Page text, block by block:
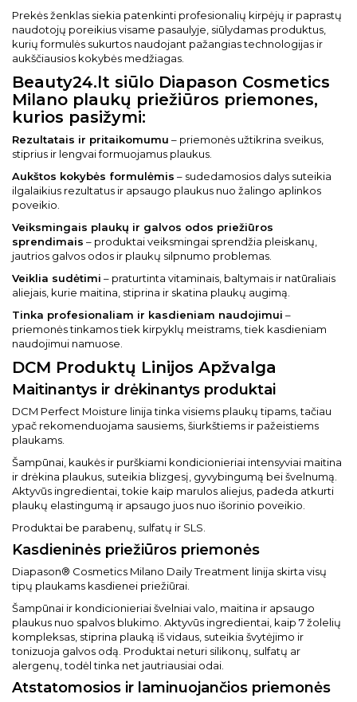
Prekės ženklas siekia patenkinti profesionalių kirpėjų ir paprastų
naudotojų poreikius visame pasaulyje, siūlydamas produktus,
kurių formulės sukurtos naudojant pažangias technologijas ir
aukščiausios kokybės medžiagas.
Beauty24.lt siūlo Diapason Cosmetics
Milano plaukų priežiūros priemones,
kurios pasižymi:
Rezultatais ir pritaikomumu – priemonės užtikrina sveikus,
stiprius ir lengvai formuojamus plaukus.
Aukštos kokybės formulėmis – sudedamosios dalys suteikia
ilgalaikius rezultatus ir apsaugo plaukus nuo žalingo aplinkos
poveikio.
Veiksmingais plaukų ir galvos odos priežiūros
sprendimais – produktai veiksmingai sprendžia pleiskanų,
jautrios galvos odos ir plaukų silpnumo problemas.
Veiklia sudėtimi – praturtinta vitaminais, baltymais ir natūraliais
aliejais, kurie maitina, stiprina ir skatina plaukų augimą.
Tinka profesionaliam ir kasdieniam naudojimui –
priemonės tinkamos tiek kirpyklų meistrams, tiek kasdieniam
naudojimui namuose.
DCM Produktų Linijos Apžvalga
Maitinantys ir drėkinantys produktai
DCM Perfect Moisture linija tinka visiems plaukų tipams, tačiau
ypač rekomenduojama sausiems, šiurkštiems ir pažeistiems
plaukams.
Šampūnai, kaukės ir purškiami kondicionieriai intensyviai maitina
ir drėkina plaukus, suteikia blizgesį, gyvybingumą bei švelnumą.
Aktyvūs ingredientai, tokie kaip marulos aliejus, padeda atkurti
plaukų elastingumą ir apsaugo juos nuo išorinio poveikio.
Produktai be parabenų, sulfatų ir SLS.
Kasdieninės priežiūros priemonės
Diapason® Cosmetics Milano Daily Treatment linija skirta visų
tipų plaukams kasdienei priežiūrai.
Šampūnai ir kondicionieriai švelniai valo, maitina ir apsaugo
plaukus nuo spalvos blukimo. Aktyvūs ingredientai, kaip 7 žolelių
kompleksas, stiprina plauką iš vidaus, suteikia švytėjimo ir
tonizuoja galvos odą. Produktai neturi silikonų, sulfatų ar
alergenų, todėl tinka net jautriausiai odai.
Atstatomosios ir laminuojančios priemonės